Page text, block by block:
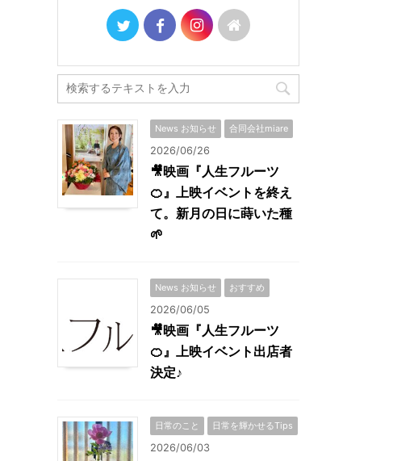
News お知らせ 合同会社miare
2026/06/26
🎥映画『人生フルーツ
🍊』上映イベントを終え
て。新月の日に蒔いた種
🌱
News お知らせ おすすめ
2026/06/05
🎥映画『人生フルーツ
🍊』上映イベント出店者
決定♪
日常のこと 日常を輝かせるTips
2026/06/03